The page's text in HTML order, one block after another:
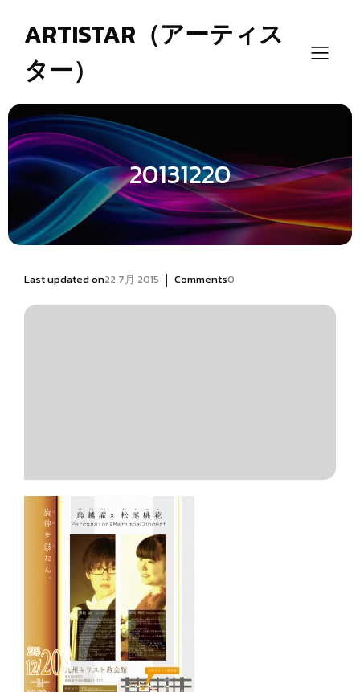
ARTISTAR（アーティス
ター）
20131220
Last updated on22 7月 2015 | Comments0